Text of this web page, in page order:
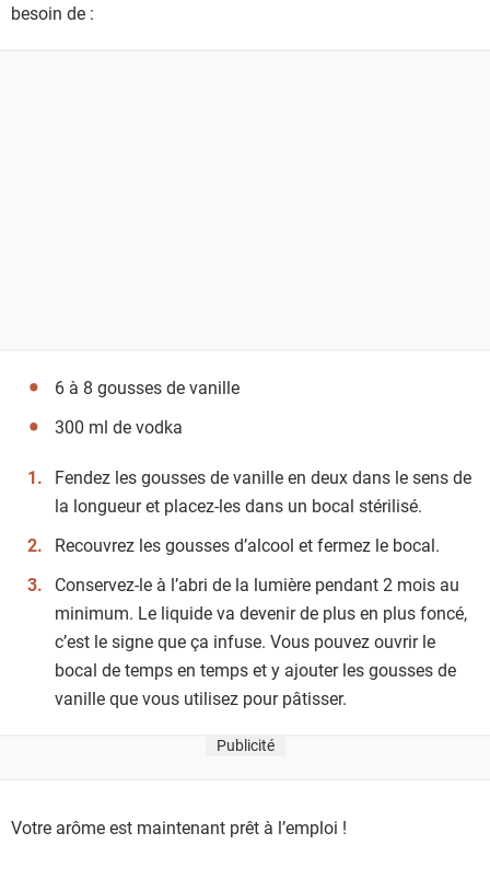
besoin de :
6 à 8 gousses de vanille
300 ml de vodka
Fendez les gousses de vanille en deux dans le sens de
la longueur et placez-les dans un bocal stérilisé.
Recouvrez les gousses d’alcool et fermez le bocal.
Conservez-le à l’abri de la lumière pendant 2 mois au
minimum. Le liquide va devenir de plus en plus foncé,
c’est le signe que ça infuse. Vous pouvez ouvrir le
bocal de temps en temps et y ajouter les gousses de
vanille que vous utilisez pour pâtisser.
Publicité
Votre arôme est maintenant prêt à l’emploi !